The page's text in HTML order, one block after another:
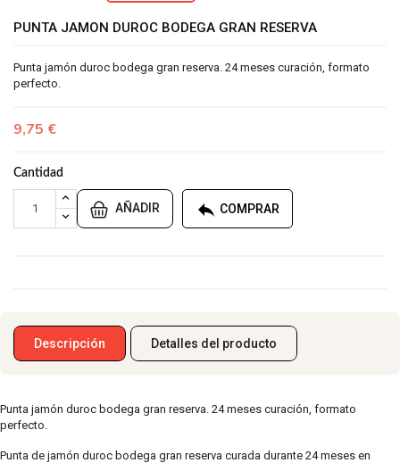
PUNTA JAMON DUROC BODEGA GRAN RESERVA
Punta jamón duroc bodega gran reserva. 24 meses curación, formato
perfecto.
9,75 €
Cantidad
AÑADIR  COMPRAR
Descripción Detalles del producto
Punta jamón duroc bodega gran reserva. 24 meses curación, formato
perfecto.
Punta de jamón duroc bodega gran reserva curada durante 24 meses en